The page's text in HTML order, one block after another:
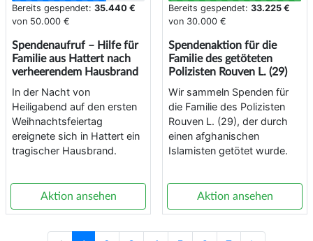
Bereits gespendet: 35.440 €
von 50.000 €
Spendenaufruf – Hilfe für
Familie aus Hattert nach
verheerendem Hausbrand
In der Nacht von
Heiligabend auf den ersten
Weihnachtsfeiertag
ereignete sich in Hattert ein
tragischer Hausbrand.
Aktion ansehen
Bereits gespendet: 33.225 €
von 30.000 €
Spendenaktion für die
Familie des getöteten
Polizisten Rouven L. (29)
Wir sammeln Spenden für
die Familie des Polizisten
Rouven L. (29), der durch
einen afghanischen
Islamisten getötet wurde.
Aktion ansehen